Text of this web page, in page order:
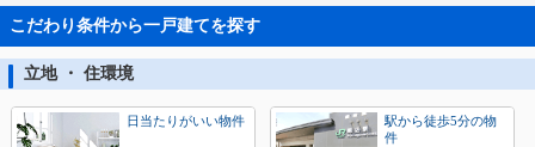
こだわり条件から一戸建てを探す
立地 ・ 住環境
日当たりがいい物件
駅から徒歩5分の物
件